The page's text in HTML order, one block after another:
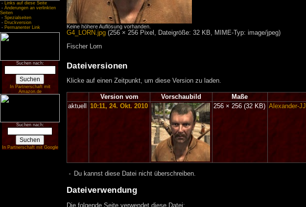
- Links auf diese Seite
- Änderungen an verlinkten
Seiten
- Spezialseiten
- Druckversion
- Permanenter Link
Suchen nach:
In Partnerschaft mit
Amazon.de
Suchen nach:
In Partnerschaft mit Google
Keine höhere Auflösung vorhanden.
G4_LORN.jpg‎ (256 × 256 Pixel, Dateigröße: 32 KB, MIME-Typ: image/jpeg)
Fischer Lorn
Dateiversionen
Klicke auf einen Zeitpunkt, um diese Version zu laden.
Version vom Vorschaubild Maße
aktuell
10:11, 24. Okt. 2010 256 × 256(32 KB) Alexander-JJ
Du kannst diese Datei nicht überschreiben.
Dateiverwendung
Die folgende Seite verwendet diese Datei: